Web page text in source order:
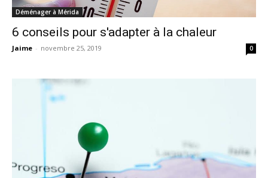
Déménager à Mérida
6 conseils pour s'adapter à la chaleur
Jaime - novembre 25, 2019 0